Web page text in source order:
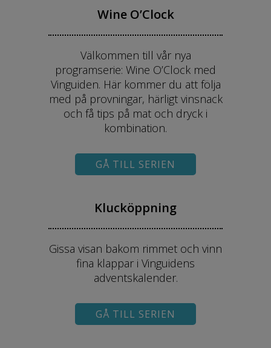
Wine O’Clock
Välkommen till vår nya
programserie: Wine O’Clock med
Vinguiden. Här kommer du att följa
med på provningar, härligt vinsnack
och få tips på mat och dryck i
kombination.
GÅ TILL SERIEN
Klucköppning
Gissa visan bakom rimmet och vinn
fina klappar i Vinguidens
adventskalender.
GÅ TILL SERIEN